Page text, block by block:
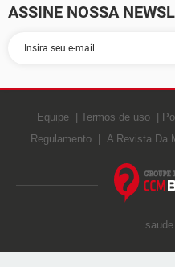
ASSINE NOSSA
Equipe Termos de uso
Regulamento
A Revista Da